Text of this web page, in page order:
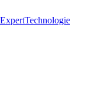
Technologie